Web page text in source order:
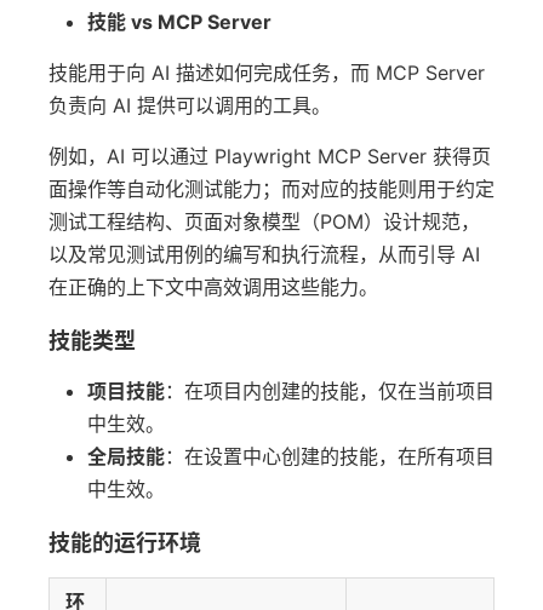
技能 vs MCP Server
技能用于向 AI 描述如何完成任务，而 MCP Server
负责向 AI 提供可以调用的工具。
例如，AI 可以通过 Playwright MCP Server 获得页
面操作等自动化测试能力；而对应的技能则用于约定
测试工程结构、页面对象模型（POM）设计规范，
以及常见测试用例的编写和执行流程，从而引导 AI
在正确的上下文中高效调用这些能力。
技能类型
项目技能：在项目内创建的技能，仅在当前项目
中生效。
全局技能：在设置中心创建的技能，在所有项目
中生效。
技能的运行环境
环